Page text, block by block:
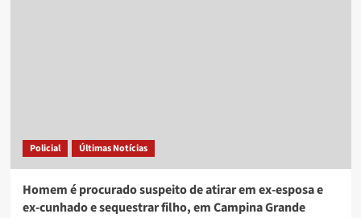
Policial Últimas Notícias
Homem é procurado suspeito de atirar em ex-esposa e
ex-cunhado e sequestrar filho, em Campina Grande